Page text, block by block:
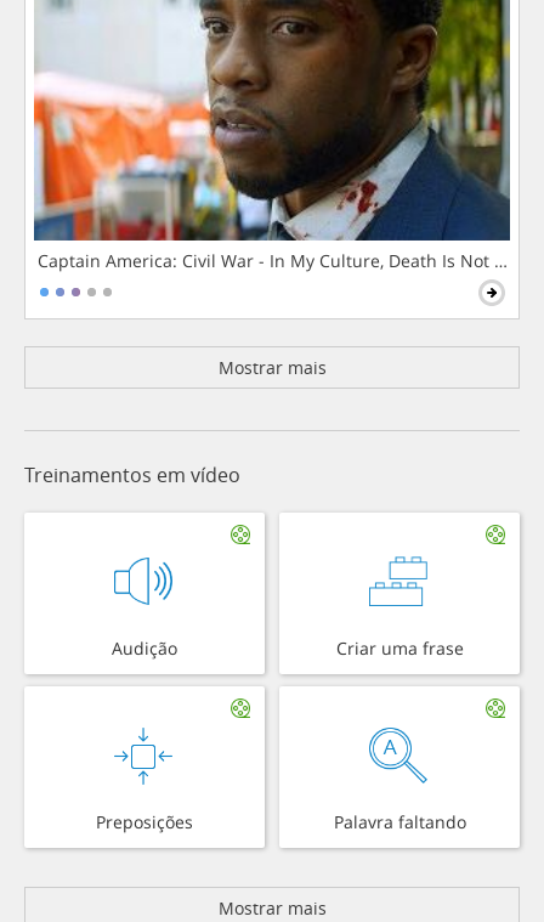
Captain America: Civil War - In My Culture, Death Is Not The
Mostrar mais
Treinamentos em vídeo
Audição Criar uma frase
Preposições Palavra faltando
Mostrar mais